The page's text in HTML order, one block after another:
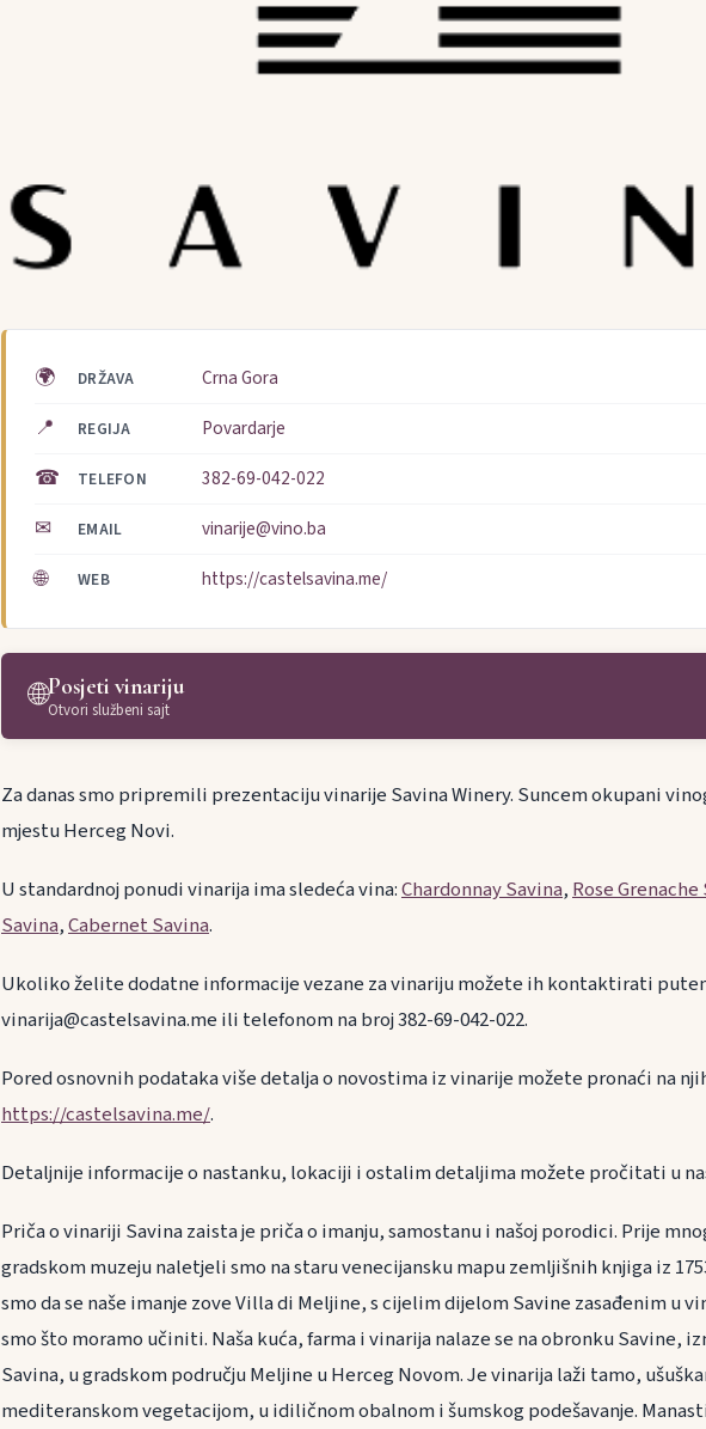
🌍 DRŽAVA Crna Gora
📍 REGIJA Povardarje
☎ TELEFON 382-69-042-022
✉ EMAIL vinarije@vino.ba
🌐 WEB https://castelsavina.me/
🌐Posjeti vinariju
Otvori službeni sajt
Za danas smo pripremili prezentaciju vinarije Savina Winery. Suncem okupani
mjestu Herceg Novi.
U standardnoj ponudi vinarija ima sledeća vina:Chardonnay Savina, Rose Grenache
Savina,Cabernet Savina.
Ukoliko želite dodatne informacije vezane za vinariju možete ih kontaktirati
vinarija@castelsavina.me ili telefonom na broj 382-69-042-022.
Pored osnovnih podataka više detalja o novostima iz vinarije možete pronaći na
https://castelsavina.me/.
Detaljnije informacije o nastanku, lokaciji i ostalim detaljima možete pročitati u
Priča o vinariji Savina zaista je priča o imanju, samostanu i našoj porodici. Prije
gradskom muzeju naletjeli smo na staru venecijansku mapu zemljišnih knjiga iz
smo da se naše imanje zove Villa di Meljine, s cijelim dijelom Savine zasađenim u
smo što moramo učiniti. Naša kuća, farma i vinarija nalaze se na obronku Savine,
Savina, u gradskom području Meljine u Herceg Novom. Je vinarija laži tamo,
mediteranskom vegetacijom, u idiličnom obalnom i šumskog podešavanje.